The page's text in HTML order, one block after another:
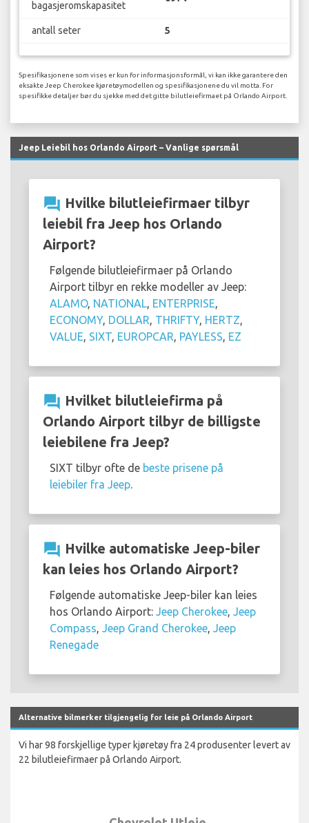
bagasjeromskapasitet
antall seter 5
Spesifikasjonene som vises er kun for informasjonsformål, vi kan ikke garantere den
eksakte Jeep Cherokee kjøretøymodellen og spesifikasjonene du vil motta. For
spesifikke detaljer bør du sjekke med det gitte bilutleiefirmaet på Orlando Airport.
Jeep Leiebil hos Orlando Airport – Vanlige spørsmål
question_answer Hvilke bilutleiefirmaer tilbyr
leiebil fra Jeep hos Orlando
Airport?
Følgende bilutleiefirmaer på Orlando
Airport tilbyr en rekke modeller av Jeep:
ALAMO, NATIONAL, ENTERPRISE,
ECONOMY, DOLLAR, THRIFTY, HERTZ,
VALUE, SIXT, EUROPCAR, PAYLESS, EZ
question_answer Hvilket bilutleiefirma på
Orlando Airport tilbyr de billigste
leiebilene fra Jeep?
SIXT tilbyr ofte de beste prisene på
leiebiler fra Jeep.
question_answer Hvilke automatiske Jeep-biler
kan leies hos Orlando Airport?
Følgende automatiske Jeep-biler kan leies
hos Orlando Airport: Jeep Cherokee, Jeep
Compass, Jeep Grand Cherokee, Jeep
Renegade
Alternative bilmerker tilgjengelig for leie på Orlando Airport
Vi har 98 forskjellige typer kjøretøy fra 24 produsenter levert av
22 bilutleiefirmaer på Orlando Airport.